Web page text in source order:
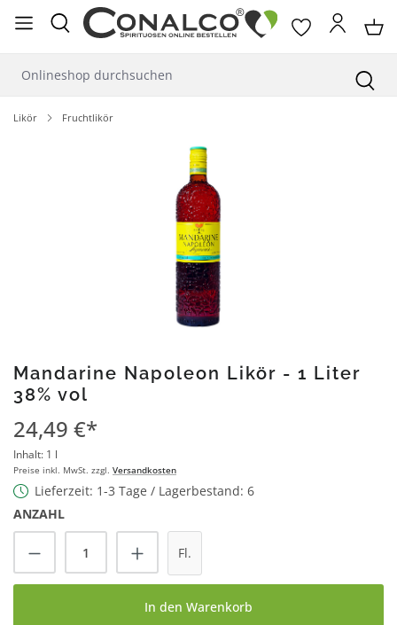
springen
Likör Fruchtlikör
Mandarine Napoleon Likör - 1 Liter
38% vol
24,49 €*
Inhalt: 1 l
Preise inkl. MwSt. zzgl. Versandkosten
Lieferzeit: 1-3 Tage / Lagerbestand: 6
ANZAHL
Produkt Anzahl: Gib den gewünschten
Fl.
In den Warenkorb